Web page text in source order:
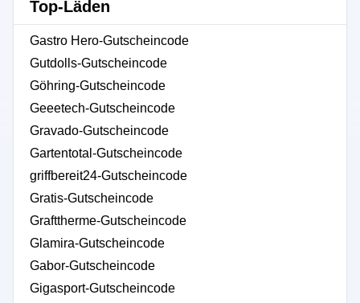
Top-Läden
Gastro Hero-Gutscheincode
Gutdolls-Gutscheincode
Göhring-Gutscheincode
Geeetech-Gutscheincode
Gravado-Gutscheincode
Gartentotal-Gutscheincode
griffbereit24-Gutscheincode
Gratis-Gutscheincode
Grafttherme-Gutscheincode
Glamira-Gutscheincode
Gabor-Gutscheincode
Gigasport-Gutscheincode